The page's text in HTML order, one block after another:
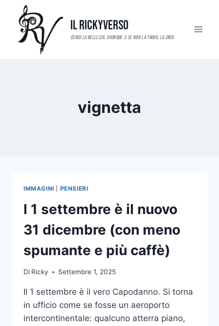
contenuto
Il RickyVerso
vignetta
IMMAGINI PENSIERI
l 1 settembre è il nuovo
31 dicembre (con meno
spumante e più caffè)
Di Ricky Settembre 1, 2025
Il 1 settembre è il vero Capodanno. Si torna
in ufficio come se fosse un aeroporto
intercontinentale: qualcuno atterra piano,